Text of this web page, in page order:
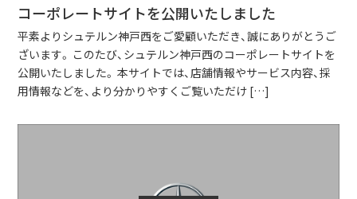
コーポレートサイトを公開いたしました
平素よりシュテルン神戸西をご愛顧いただき、誠にありがとうご
ざいます。 このたび、シュテルン神戸西のコーポレートサイトを
公開いたしました。 本サイトでは、店舗情報やサービス内容、採
用情報などを、より分かりやすくご覧いただけ […]